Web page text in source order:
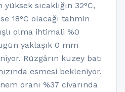
sıcaklığın 32°C,
18°C olacağı tahmin
olma ihtimali %0
yaklaşık 0 mm
Rüzgârın kuzey batı
esmesi bekleniyor.
oranı %37 civarında